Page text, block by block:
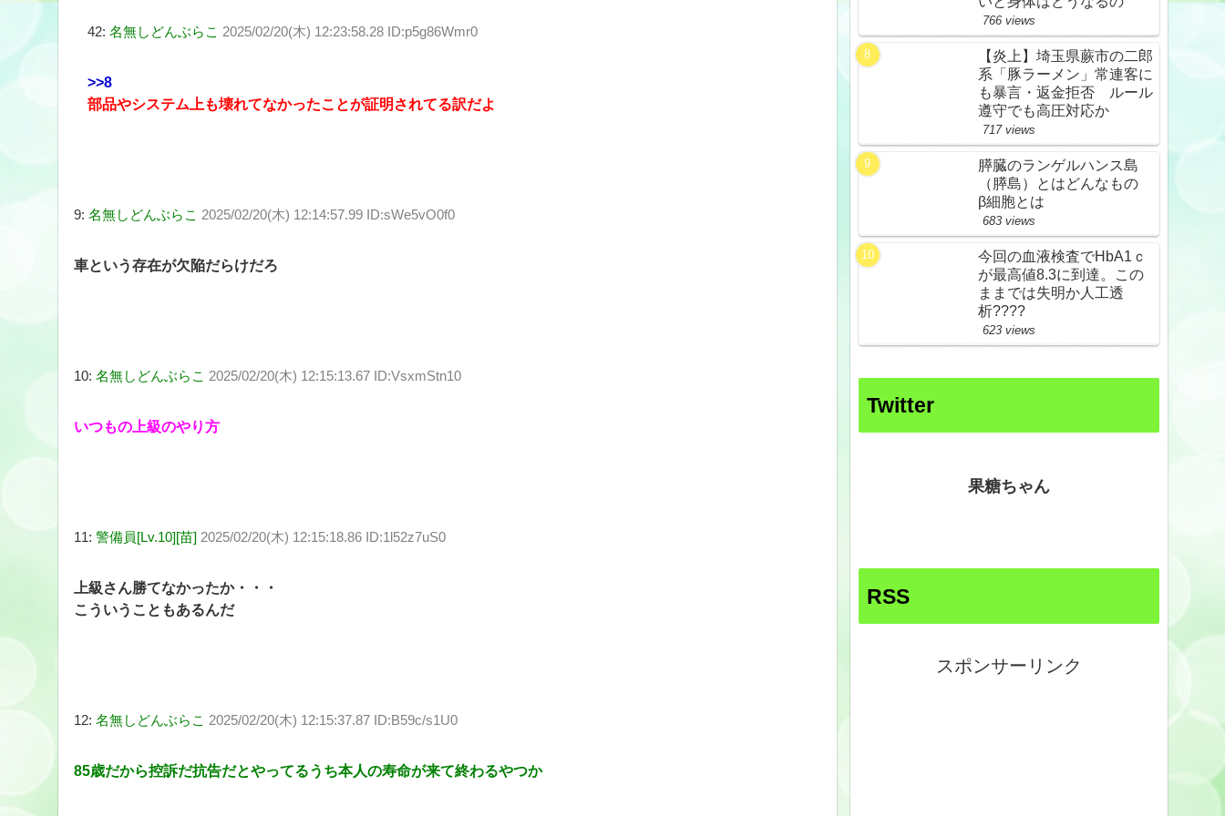
42: 名無しどんぶらこ 2025/02/20(木) 12:23:58.28 ID:p5g86Wmr0
>>8
部品やシステム上も壊れてなかったことが証明されてる訳だよ
9: 名無しどんぶらこ 2025/02/20(木) 12:14:57.99 ID:sWe5vO0f0
車という存在が欠陥だらけだろ
10: 名無しどんぶらこ 2025/02/20(木) 12:15:13.67 ID:VsxmStn10
いつもの上級のやり方
11: 警備員[Lv.10][苗] 2025/02/20(木) 12:15:18.86 ID:1l52z7uS0
上級さん勝てなかったか・・・
こういうこともあるんだ
12: 名無しどんぶらこ 2025/02/20(木) 12:15:37.87 ID:B59c/s1U0
85歳だから控訴だ抗告だとやってるうち本人の寿命が来て終わるやつか
766 views
【炎上】埼玉県蕨市の二郎
系「豚ラーメン」常連客に
も暴言・返金拒否 ルール
遵守でも高圧対応か
717 views
膵臓のランゲルハンス島
（膵島）とはどんなもの
β細胞とは
683 views
今回の血液検査でHbA1ｃ
が最高値8.3に到達。この
ままでは失明か人工透
析????
623 views
Twitter
果糖ちゃん
RSS
スポンサーリンク